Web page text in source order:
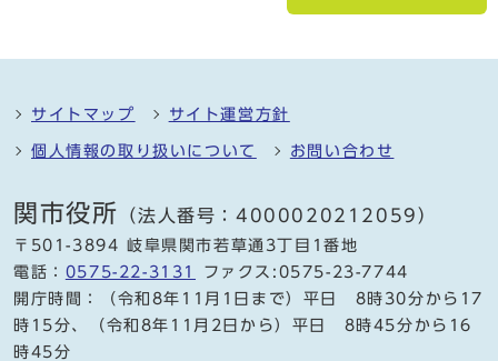
サイトマップ サイト運営方針
個人情報の取り扱いについて お問い合わせ
関市役所 （法人番号：4000020212059）
〒501-3894 岐阜県関市若草通3丁目1番地
電話： 0575-22-3131
ファクス:0575-23-7744
開庁時間：（令和8年11月1日まで）平日 8時30分から17
時15分、（令和8年11月2日から）平日 8時45分から16
時45分